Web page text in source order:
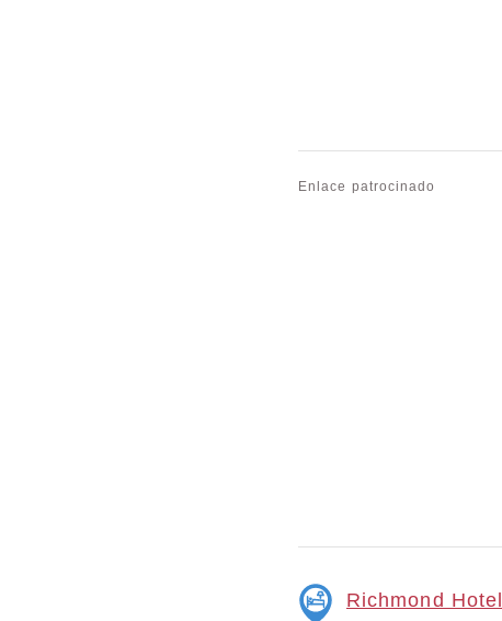
Enlace patrocinado
Richmond